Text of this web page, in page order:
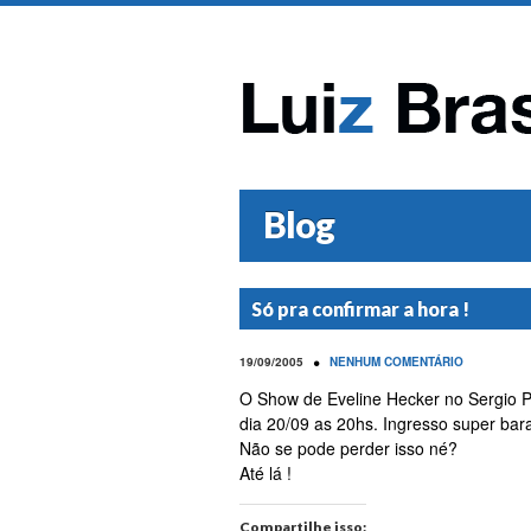
Blog
Só pra confirmar a hora !
19/09/2005 • NENHUM COMENTÁRIO
O Show de Eveline Hecker no Sergio
dia 20/09 as 20hs. Ingresso super
Não se pode perder isso né?
Até lá !
Compartilhe isso: